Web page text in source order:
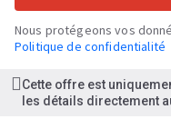
Nous protégeons vos
Politique de confidentialité
Cette offre est
les détails directement